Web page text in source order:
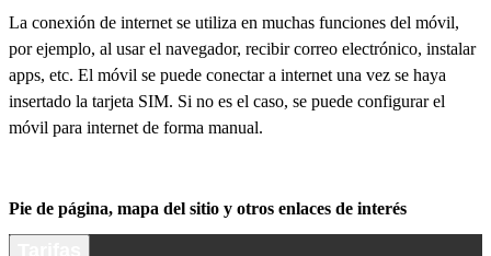
La conexión de internet se utiliza en muchas funciones del móvil,
por ejemplo, al usar el navegador, recibir correo electrónico, instalar
apps, etc. El móvil se puede conectar a internet una vez se haya
insertado la tarjeta SIM. Si no es el caso, se puede configurar el
móvil para internet de forma manual.
Pie de página, mapa del sitio y otros enlaces de interés